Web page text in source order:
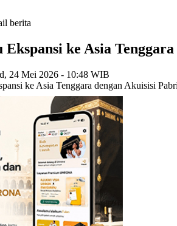
berita
Ekspansi ke Asia
24 Mei 2026 - 10:48 WIB